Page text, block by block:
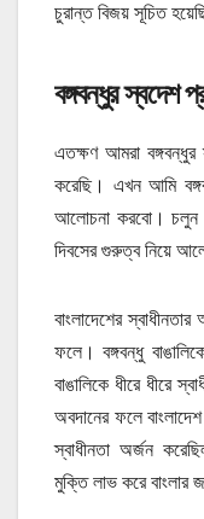
চুরান্ত বিজয় সূচিত
বঙ্গবন্ধুর স্বদেশ
এতক্ষণ আমরা বঙ্গবন্ধুর
করেছি। এখন আমি
আলোচনা করবো। চলুন
দিবসের গুরুত্ব নিয়ে
বাংলাদেশের
ফলে। বঙ্গবন্ধু
বাঙালিকে ধীরে ধীরে
অবদানের ফলে
স্বাধীনতা অর্জন
মুক্তি লাভ করে বাংলার